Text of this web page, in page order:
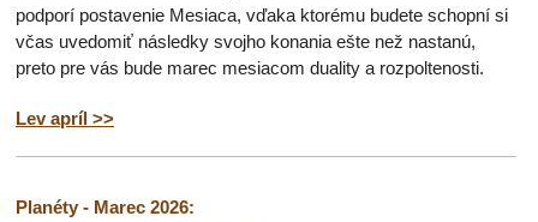
podporí postavenie Mesiaca, vďaka ktorému budete schopní si
včas uvedomiť následky svojho konania ešte než nastanú,
preto pre vás bude marec mesiacom duality a rozpoltenosti.
Lev apríl >>
Planéty - Marec 2026: